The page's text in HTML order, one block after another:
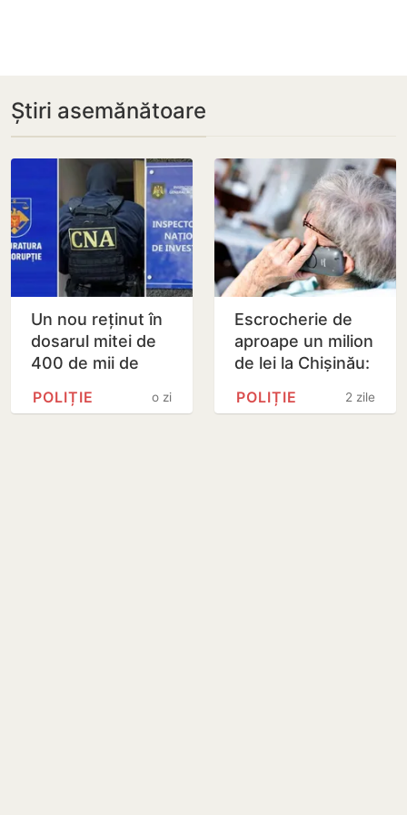
Știri asemănătoare
Un nou reținut în
dosarul mitei de
400 de mii de
facilitat transferul
o zi
POLIȚIE
Escrocherie de
aproape un milion
de lei la Chișinău:
predat economiile
2 zile
POLIȚIE